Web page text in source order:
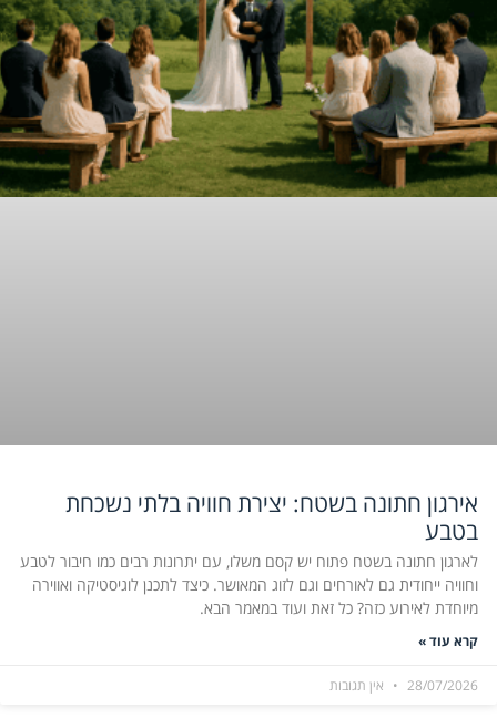
אירגון חתונה בשטח: יצירת חוויה בלתי נשכחת
בטבע
לארגון חתונה בשטח פתוח יש קסם משלו, עם יתרונות רבים כמו חיבור לטבע
וחוויה ייחודית גם לאורחים וגם לזוג המאושר. כיצד לתכנן לוגיסטיקה ואווירה
מיוחדת לאירוע כזה? כל זאת ועוד במאמר הבא.
קרא עוד »
28/07/2026 אין תגובות